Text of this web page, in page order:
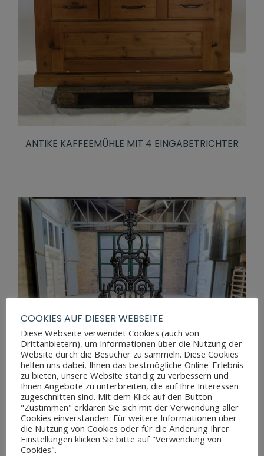
ANTIKE KAFFEEMÜHLE MIT 4 EINGABETRICHTER
COOKIES AUF DIESER WEBSEITE
Diese Webseite verwendet Cookies (auch von
Drittanbietern), um Informationen über die Nutzung der
Website durch die Besucher zu sammeln. Diese Cookies
helfen uns dabei, Ihnen das bestmögliche Online-Erlebnis
zu bieten, unsere Website ständig zu verbessern und
Ihnen Angebote zu unterbreiten, die auf Ihre Interessen
zugeschnitten sind. Mit dem Klick auf den Button
"Zustimmen" erklären Sie sich mit der Verwendung aller
Cookies einverstanden. Für weitere Informationen über
die Nutzung von Cookies oder für die Änderung Ihrer
Einstellungen klicken Sie bitte auf "Verwendung von
Cookies".